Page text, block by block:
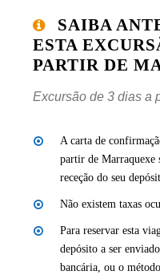
SAIBA
ESTA
PARTIR DE
Excursão de 3 dias a
A carta de
partir de Marraquexe
receção do seu
Não existem taxas
Para reservar esta
depósito a ser
bancária, ou o